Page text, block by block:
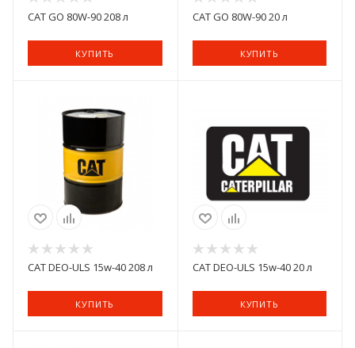
CAT GO 80W-90 208 л
КУПИТЬ
CAT GO 80W-90 20 л
КУПИТЬ
CAT DEO-ULS 15w-40 208 л
КУПИТЬ
CAT DEO-ULS 15w-40 20 л
КУПИТЬ